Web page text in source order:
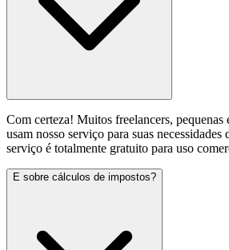
Com certeza! Muitos freelancers, pequenas
usam nosso serviço para suas necessidades
serviço é totalmente gratuito para uso
E sobre cálculos de impostos?